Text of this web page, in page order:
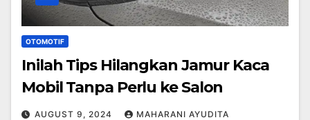
OTOMOTIF
Inilah Tips Hilangkan Jamur Kaca
Mobil Tanpa Perlu ke Salon
AUGUST 9, 2024 MAHARANI AYUDITA